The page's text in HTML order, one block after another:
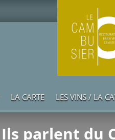
LA CARTE LES VINS / LA
Ils parlent du